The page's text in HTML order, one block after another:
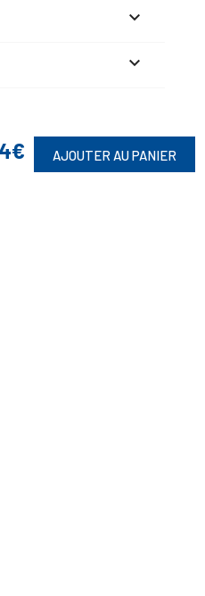
AJOUTER AU PANIER


Nous